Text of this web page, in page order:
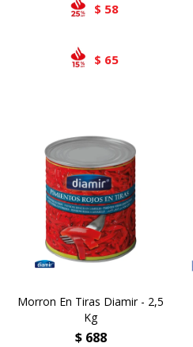
$ 58
$ 65
Morron En Tiras Diamir - 2,5
Kg
$ 688